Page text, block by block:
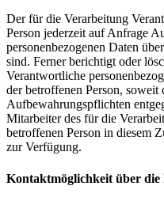
Der für die Verarbeitung
Person jederzeit auf Anfrage
personenbezogenen Daten
sind. Ferner berichtigt oder
Verantwortliche
der betroffenen Person, soweit
Aufbewahrungspflichten
Mitarbeiter des für die
betroffenen Person in diesem
zur Verfügung.
Kontaktmöglichkeit über die